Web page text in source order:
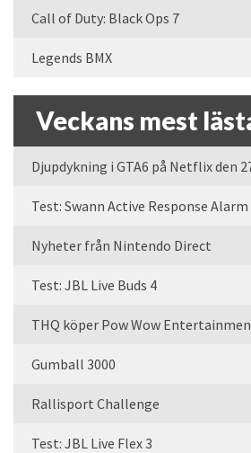
Call of Duty: Black Ops 7
Legends BMX
Veckans mest
Djupdykning i GTA6 på Netflix den
Test: Swann Active Response Alarm
Nyheter från Nintendo Direct
Test: JBL Live Buds 4
THQ köper Pow Wow
Gumball 3000
Rallisport Challenge
Test: JBL Live Flex 3